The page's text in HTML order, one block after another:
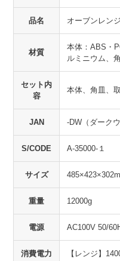
品名 オーブンレンジ
材質
本体：ABS・
ルミニウム、
セット内
容
本体、角皿、
JAN -DW（ダーク
S/CODE A-35000-１
サイズ
重量 12000g
電源 AC100V 50/
消費電力 【レンジ】